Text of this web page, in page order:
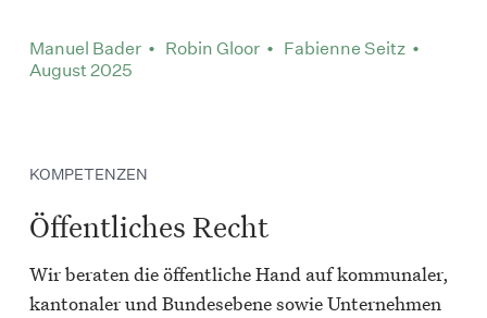
Manuel Bader • Robin Gloor • Fabienne Seitz •
August 2025
KOMPETENZEN
Öffentliches Recht
Wir beraten die öffentliche Hand auf kommunaler,
kantonaler und Bundesebene sowie Unternehmen